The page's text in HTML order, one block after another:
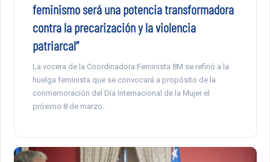
feminismo será una potencia transformadora
contra la precarización y la violencia
patriarcal”
La vocera de la Coordinadora Feminista 8M se refirió a la
huelga feminista que se convocará a propósito de la
conmemoración del Día Internacional de la Mujer el
próximo 8 de marzo.